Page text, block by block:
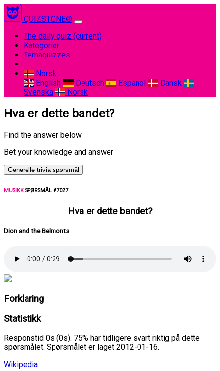
QUIZSTONE®
The daily quiz (current)
Kategorier
Temaquizzes
Norsk
English
Deutsch Espanol
Dansk
Svenska
Norsk
Hva er dette bandet?
Find the answer below
Bet your knowledge and answer
Generelle trivia spørsmål
MUSIKKSPØRSMÅL #7027
Hva er dette bandet?
Dion and the Belmonts
Forklaring
Statistikk
Responstid 0s (0s). 75% har tidligere svart riktig på dette
spørsmålet. Spørsmålet er laget 2012-01-16.
Wikipedia